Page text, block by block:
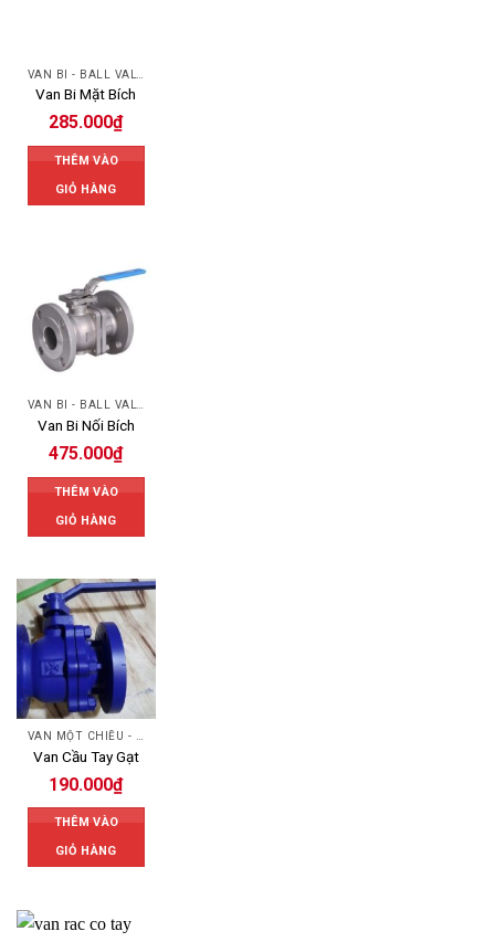
Van Bi Mặt Bích
285.000₫
THÊM VÀO
GIỎ HÀNG
VAN BI - BALL VALVES
Van Bi Nối Bích
475.000₫
THÊM VÀO
GIỎ HÀNG
VAN MỘT CHIỀU - SWING CHECK VALVE
Van Cầu Tay Gạt
190.000₫
THÊM VÀO
GIỎ HÀNG